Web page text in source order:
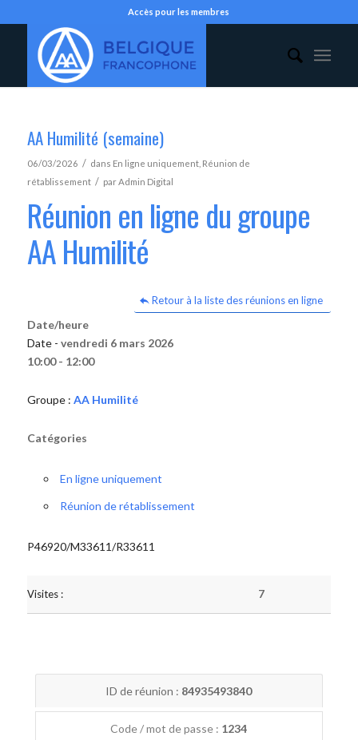
Accès pour les membres
AA Humilité (semaine)
06/03/2026 / dans En ligne uniquement, Réunion de
rétablissement / parAdmin Digital
Réunion en ligne du groupe
AA Humilité
Retour à la liste des réunions en ligne
Date/heure
Date - vendredi 6 mars 2026
10:00 - 12:00
Groupe : AA Humilité
Catégories
En ligne uniquement
Réunion de rétablissement
P46920/M33611/R33611
Visites : 7
ID de réunion : 84935493840
Code / mot de passe : 1234